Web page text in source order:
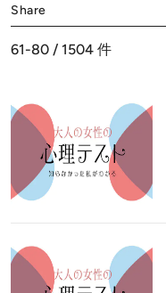
Share
61-80 / 1504 件